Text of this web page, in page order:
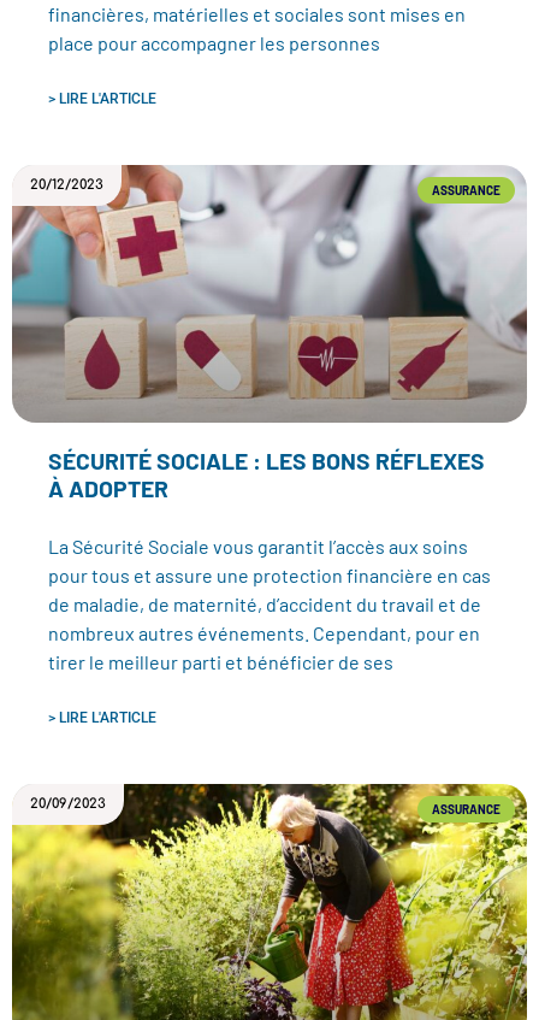
financières, matérielles et sociales sont mises en
place pour accompagner les personnes
> LIRE L'ARTICLE
ASSURANCE
SÉCURITÉ SOCIALE : LES BONS RÉFLEXES
À ADOPTER
La Sécurité Sociale vous garantit l’accès aux soins
pour tous et assure une protection financière en cas
de maladie, de maternité, d’accident du travail et de
nombreux autres événements. Cependant, pour en
tirer le meilleur parti et bénéficier de ses
> LIRE L'ARTICLE
20/12/2023
ASSURANCE
20/09/2023